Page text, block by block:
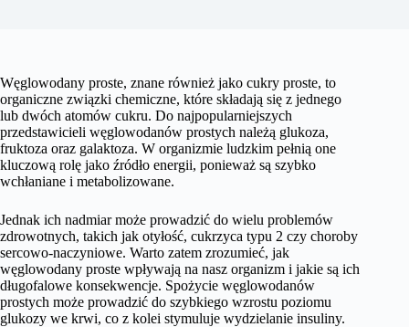
Węglowodany proste, znane również jako cukry proste, to
organiczne związki chemiczne, które składają się z jednego
lub dwóch atomów cukru. Do najpopularniejszych
przedstawicieli węglowodanów prostych należą glukoza,
fruktoza oraz galaktoza. W organizmie ludzkim pełnią one
kluczową rolę jako źródło energii, ponieważ są szybko
wchłaniane i metabolizowane.
Jednak ich nadmiar może prowadzić do wielu problemów
zdrowotnych, takich jak otyłość, cukrzyca typu 2 czy choroby
sercowo-naczyniowe. Warto zatem zrozumieć, jak
węglowodany proste wpływają na nasz organizm i jakie są ich
długofalowe konsekwencje. Spożycie węglowodanów
prostych może prowadzić do szybkiego wzrostu poziomu
glukozy we krwi, co z kolei stymuluje wydzielanie insuliny.